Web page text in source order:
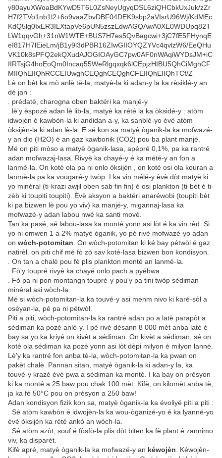
Lè on bèt ka mò anlè tè-la, matyè-la ki adan-y la ka rèsiklé-y an
dé jan :
. prédatè, charogna oben baktéri ka manjé-y
. lè'y èspozé adan lè lib-la, matyè ka rété la ka òksidé-y : atòm
idwojèn é kawbòn-la ki andidan a-y, ka sanblé-yo èvè atòm
òksijèn-la ki adan lè-la. E sé kon sa matyè òganik-la ka mofwazé-
y an dlo (H2O) é an gaz kawbonik (CO2) pou ba plant manjé.
Mé on piti mòso a matyè òganik-lasa, apépré 0,1%, pa ka rantré
adan mofwazaj-lasa. Rivyè ka chayé-y é ka mété-y an fon a
lanmè-la. On koté ola pa ni onlo òksijèn , on koté osi ola kouran a
lanmè-la pa ka vougaré-y twòp. I ka vin mélé-y èvè dòt matyè ki
yo minéral (ti-krazi awjil oben sab fin fin) é osi plankton (ti-bèt é ti-
zèb ki toupiti toupiti). Èvè aksyon a baktéri anaréwobi (toupiti bèt
ki pa bizwen lè pou yo viv) ka manjé-y, migannaj-lasa ka
mofwazé-y adan labou nwè ka santi mové.
Tan ka pasé, sé labou-lasa ka monté yonn asi lòt é ka vin rèd. Si
yo ni omwen 1 a 2% matyè òganik, yo pé rivé mofwazé-yo adan
on wòch-potomitan . On wòch-potomitan ki ké bay pétwòl é gaz
natirèl. on piti chif mé fò zò sav koté-lasa bizwen bon kondisyon.
. On tan a chalè pou fè plis plankton monté an lanmè-la.
. Fò'y toupré rivyè ka chayé onlo pach a pyébwa.
. Fò pa ni pon montangn toupré-y pou'y pa tini twòp sédiman
minéral asi wòch-la.
Mé si wòch-potomitan-la ka touvé-y asi menm nivo ki karé-sòl a
oséyan-la, pé pa ni pétwòl.
Piti a piti, wòch-potomitan-la ka rantré adan po a latè parapòt a
sédiman ka pozé anlè-y. I pé rivé désann 8 000 mèt anba latè é
bay sa yo ka kriyé on kivèt a sédiman. On kivèt a sédiman, sé on
koté ola sédiman ka pozé yonn asi lòt dèpi milyon é milyon lanné.
Lè'y ka rantré fon anba tè-la, wòch-potomitan-la ka pwan on
pakèt chalè. Pannan sitan, matyè òganik-la ki adan-y la, ka
touvé-y krazé èvè pwa a sédiman ka monté. I ka bay on présyon
ki ka monté a 25 baw pou chak 100 mèt. Kifè, on kilomèt anba tè,
ja ka fè 50°C pou on présyon a 250 baw!
Adan kondisyon fizik kon sa, matyè òganik-la ka évoliyé piti a piti :
. Sé atòm kawbòn é idwojèn-la ka wou-òganizé-yo é ka lyanné-yo
èvè òksijèn ka rété ankò an wòch-la.
. Sé atòm azòt, souf é fòsfò-la plis dòt biten ka fè plant é zannimo
viv, ka disparèt.
Kifè apré, matyè òganik-la ka mofwazé-y an kéwojèn . Kéwojèn-